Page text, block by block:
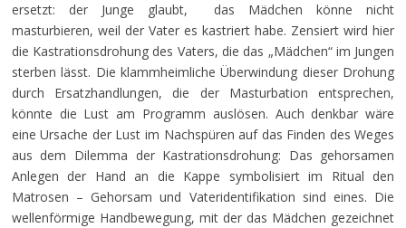
ersetzt: der Junge glaubt, das Mädchen könne nicht
masturbieren, weil der Vater es kastriert habe. Zensiert wird hier
die Kastrationsdrohung des Vaters, die das „Mädchen“ im Jungen
sterben lässt. Die klammheimliche Überwindung dieser Drohung
durch Ersatzhandlungen, die der Masturbation entsprechen,
könnte die Lust am Programm auslösen. Auch denkbar wäre
eine Ursache der Lust im Nachspüren auf das Finden des Weges
aus dem Dilemma der Kastrationsdrohung: Das gehorsamen
Anlegen der Hand an die Kappe symbolisiert im Ritual den
Matrosen – Gehorsam und Vateridentifikation sind eines. Die
wellenförmige Handbewegung, mit der das Mädchen gezeichnet